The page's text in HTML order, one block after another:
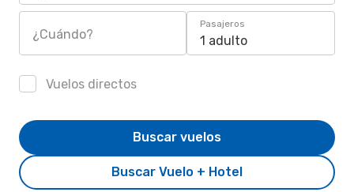
¿Cuándo?
Pasajeros
1 adulto
Vuelos directos
Buscar Vuelo + Hotel
Buscar vuelos